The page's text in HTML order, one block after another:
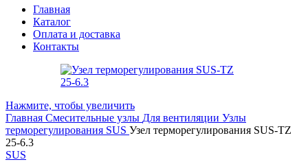
Главная
Каталог
Оплата и доставка
Контакты
Нажмите, чтобы увеличить
Главная Смесительные узлы Для вентиляции Узлы
терморегулирования SUS Узел терморегулирования SUS-TZ
25-6.3
SUS